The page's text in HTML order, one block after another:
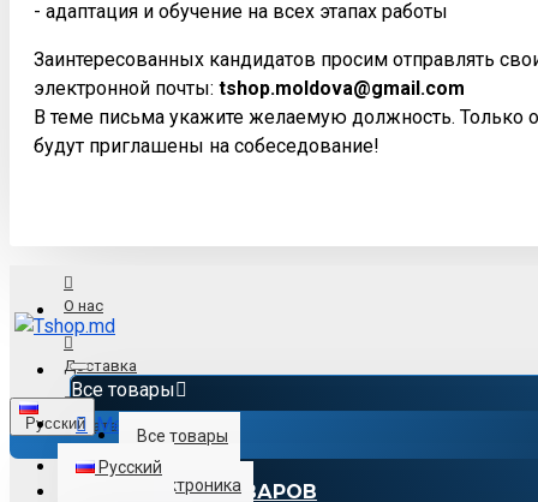
- адаптация и обучение на всех этапах работы
Заинтересованных кандидатов просим отправлять
электронной почты: tshop.moldova@gmail.com
В теме письма укажите желаемую должность. Только
будут приглашены на собеседование!
О нас
Доставка
Оплата
Все товары
Все товары
Электроника
Русский
Русский
Menu
КАТАЛОГ ТОВАРОВ